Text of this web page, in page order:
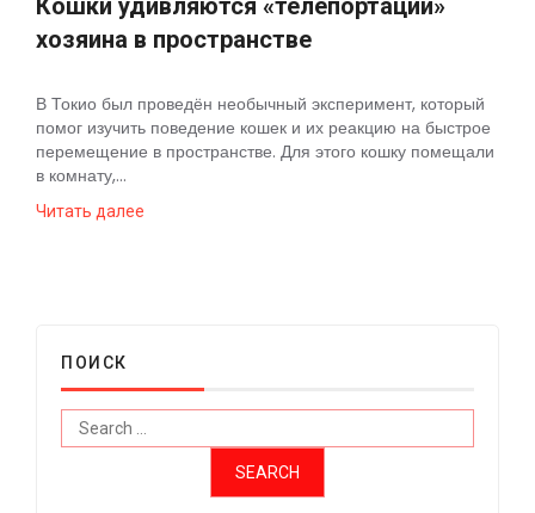
Кошки удивляются «телепортации»
хозяина в пространстве
В Токио был проведён необычный эксперимент, который
помог изучить поведение кошек и их реакцию на быстрое
перемещение в пространстве. Для этого кошку помещали
в комнату,...
Читать далее
ПОИСК